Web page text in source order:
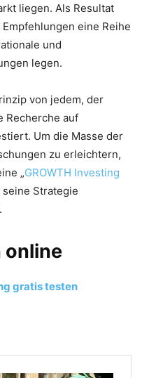
liegen. Als Resultat
eine Reihe
und
legen.
von jedem, der
Recherche auf
Um die Masse der
zu erleichtern,
„GROWTH Investing
Strategie
online
gratis testen